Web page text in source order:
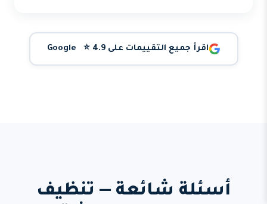
اقرأ جميع التقييمات على Google ⭐ 4.9
أسئلة شائعة — تنظيف